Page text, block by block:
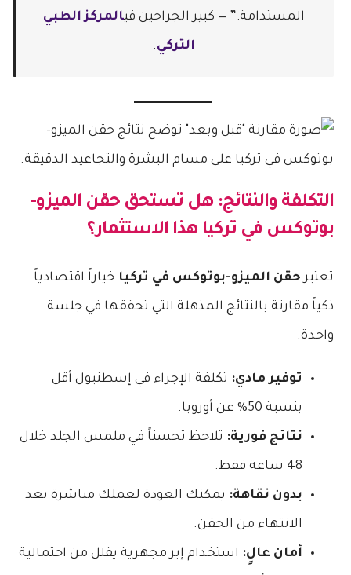
المستدامة.” — كبير الجراحين فيالمركز الطبي
التركي.
التكلفة والنتائج: هل تستحقحقن الميزو-
بوتوكس في تركيا هذا الاستثمار؟
تعتبرحقن الميزو-بوتوكس في تركيا خياراً اقتصادياً
ذكياً مقارنة بالنتائج المذهلة التي تحققها في جلسة
واحدة.
توفير مادي: تكلفة الإجراء في إسطنبول أقل
بنسبة 50% عن أوروبا.
نتائج فورية: تلاحظ تحسناً في ملمس الجلد خلال
48 ساعة فقط.
بدون نقاهة: يمكنك العودة لعملك مباشرة بعد
الانتهاء من الحقن.
أمان عالٍ: استخدام إبر مجهرية يقلل من احتمالية